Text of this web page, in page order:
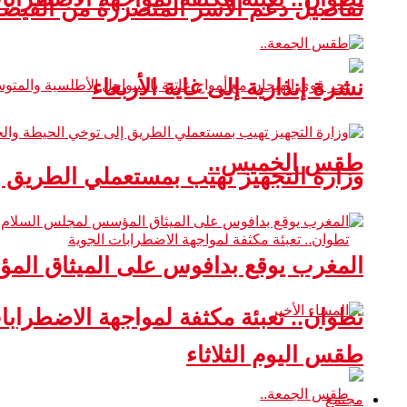
تفاصيل دعم الأسر المتضررة من
طقس الخميس..
تطوان.. تعبئة مكثفة لمواجهة
نشرة إنذارية إلى غاية الأربعاء
وزارة التجهيز تهيب بمستعملي
المغرب يوقع بدافوس على الميثاق
طقس اليوم الثلاثاء
مجتمع